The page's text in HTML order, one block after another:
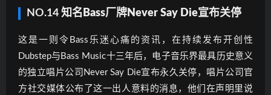
NO.14 知名Bass厂牌Never Say Die宣布关停
这是一则令Bass乐迷心痛的资讯，在持续发布开创性
Dubstep与Bass Music十三年后，电子音乐界最具历史意义
的独立唱片公司Never Say Die宣布永久关停，唱片公司官
方社交媒体公布了这一出人意料的消息，他们在声明里说